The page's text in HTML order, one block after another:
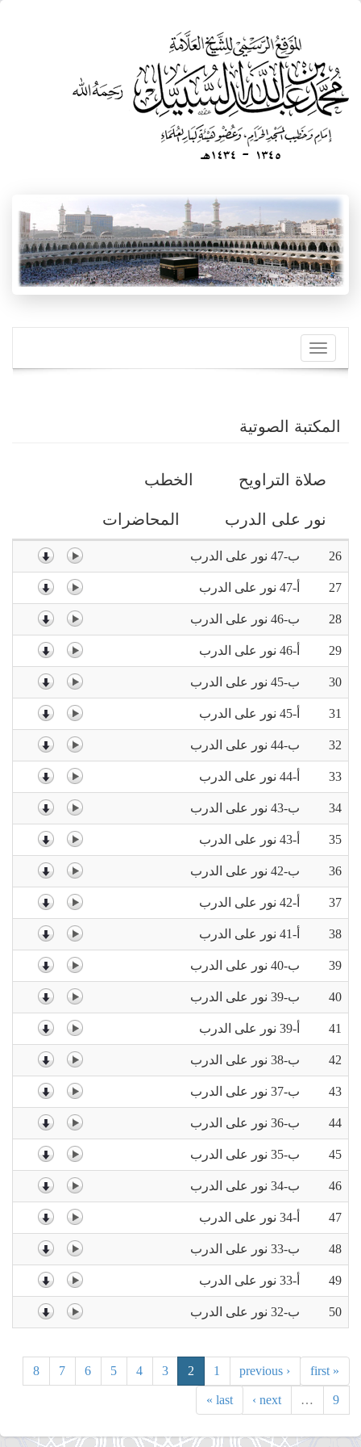
Toggle
navigation
المكتبة الصوتية
Primary
tabsصلاة التراويح الخطب
نور على الدرب المحاضرات
26 ب-47 نور على الدرب
27 أ-47 نور على الدرب
28 ب-46 نور على الدرب
29 أ-46 نور على الدرب
30 ب-45 نور على الدرب
31 أ-45 نور على الدرب
32 ب-44 نور على الدرب
33 أ-44 نور على الدرب
34 ب-43 نور على الدرب
35 أ-43 نور على الدرب
36 ب-42 نور على الدرب
37 أ-42 نور على الدرب
38 أ-41 نور على الدرب
39 ب-40 نور على الدرب
40 ب-39 نور على الدرب
41 أ-39 نور على الدرب
42 ب-38 نور على الدرب
43 ب-37 نور على الدرب
44 ب-36 نور على الدرب
45 ب-35 نور على الدرب
46 ب-34 نور على الدرب
47 أ-34 نور على الدرب
48 ب-33 نور على الدرب
49 أ-33 نور على الدرب
50 ب-32 نور على الدرب
« first
‹ previous
1
2
3
4
5
6
7
8
9
…
next ›
last »